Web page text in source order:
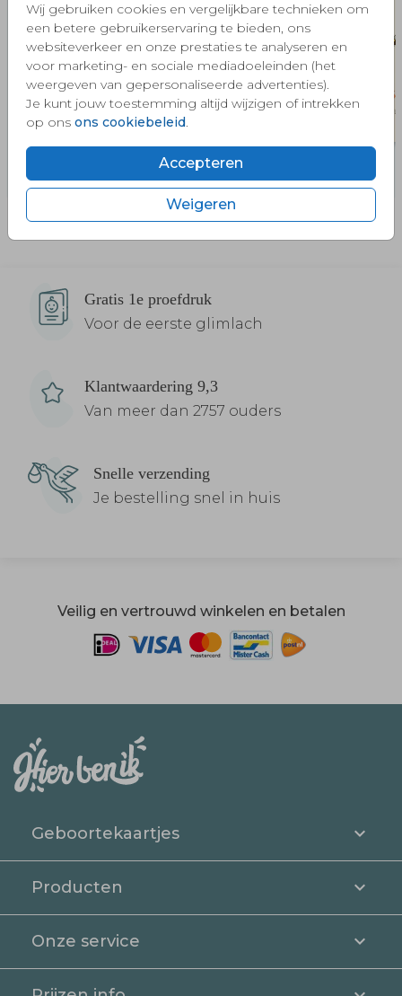
Wij gebruiken cookies en vergelijkbare technieken om
een betere gebruikerservaring te bieden, ons
websiteverkeer en onze prestaties te analyseren en
voor marketing- en sociale mediadoeleinden (het
weergeven van gepersonaliseerde advertenties).
Je kunt jouw toestemming altijd wijzigen of intrekken
op ons ons cookiebeleid.
Accepteren
Weigeren
Gratis 1e proefdruk
Voor de eerste glimlach
Klantwaardering 9,3
Van meer dan 2757 ouders
Snelle verzending
Je bestelling snel in huis
Veilig en vertrouwd winkelen en betalen
Geboortekaartjes
Producten
Onze service